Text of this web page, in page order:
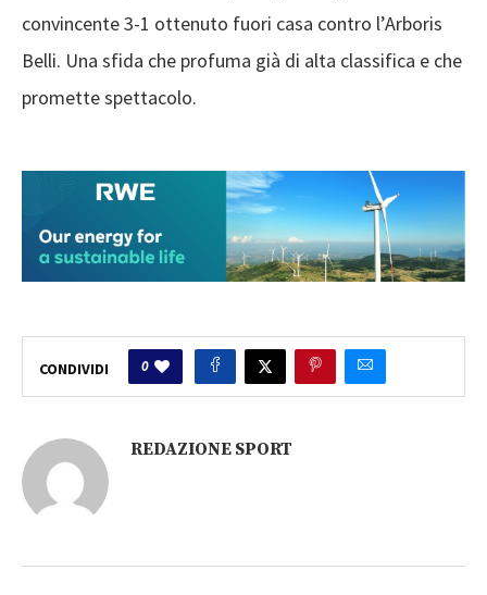
convincente 3-1 ottenuto fuori casa contro l’Arboris
Belli. Una sfida che profuma già di alta classifica e che
promette spettacolo.
CONDIVIDI 0
REDAZIONE SPORT